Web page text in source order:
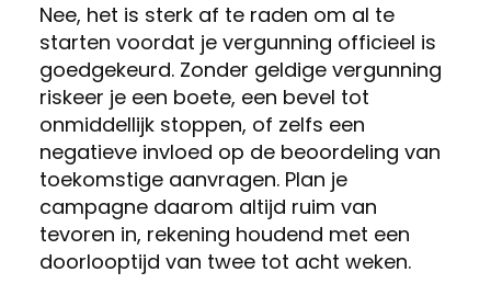
Nee, het is sterk af te raden om al te
starten voordat je vergunning officieel is
goedgekeurd. Zonder geldige vergunning
riskeer je een boete, een bevel tot
onmiddellijk stoppen, of zelfs een
negatieve invloed op de beoordeling van
toekomstige aanvragen. Plan je
campagne daarom altijd ruim van
tevoren in, rekening houdend met een
doorlooptijd van twee tot acht weken.